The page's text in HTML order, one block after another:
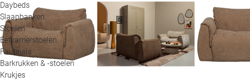
Daybeds
Slaapbanken
Stoelen
Eetkamerstoelen
Fauteuils
Barkrukken & -stoelen
Krukjes